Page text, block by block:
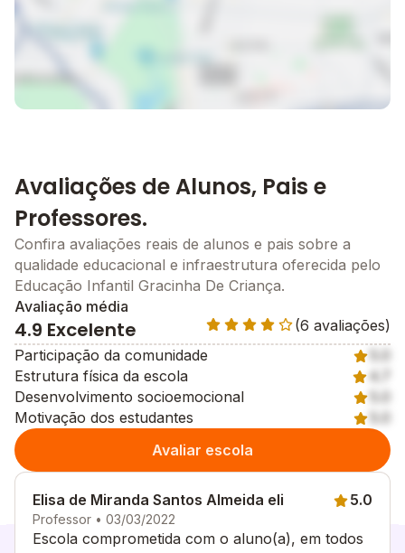
Avaliações de Alunos, Pais e
Professores.
Confira avaliações reais de alunos e pais sobre a
qualidade educacional e infraestrutura oferecida pelo
Educação Infantil Gracinha De Criança.
Avaliação média
4.9 Excelente
(6 avaliações)
Participação da comunidade
Estrutura física da escola
4.7
Desenvolvimento socioemocional
Motivação dos estudantes
Avaliar escola
Elisa de Miranda Santos Almeida eli
Professor • 03/03/2022
5.0
Escola comprometida com o aluno(a), em todos